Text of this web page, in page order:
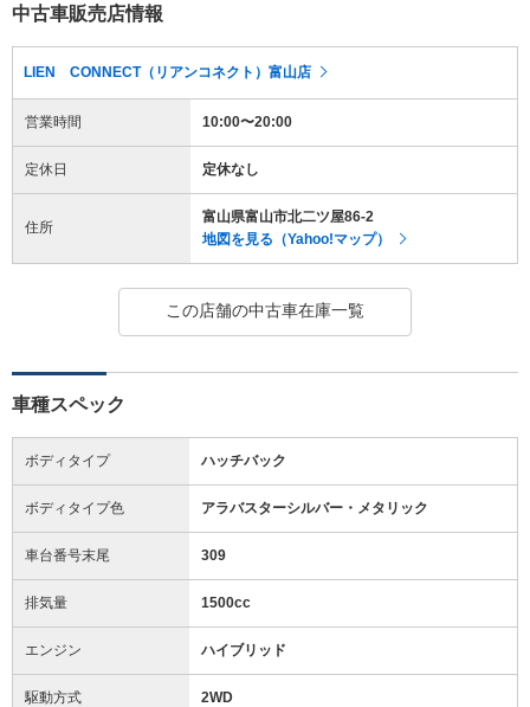
中古車販売店情報
LIEN CONNECT（リアンコネクト）富山店
営業時間 10:00〜20:00
定休日 定休なし
住所
富山県富山市北二ツ屋86-2
地図を見る（Yahoo!マップ）
この店舗の中古車在庫一覧
車種スペック
ボディタイプ ハッチバック
ボディタイプ色 アラバスターシルバー・メタリック
車台番号末尾 309
排気量 1500cc
エンジン ハイブリッド
駆動方式 2WD